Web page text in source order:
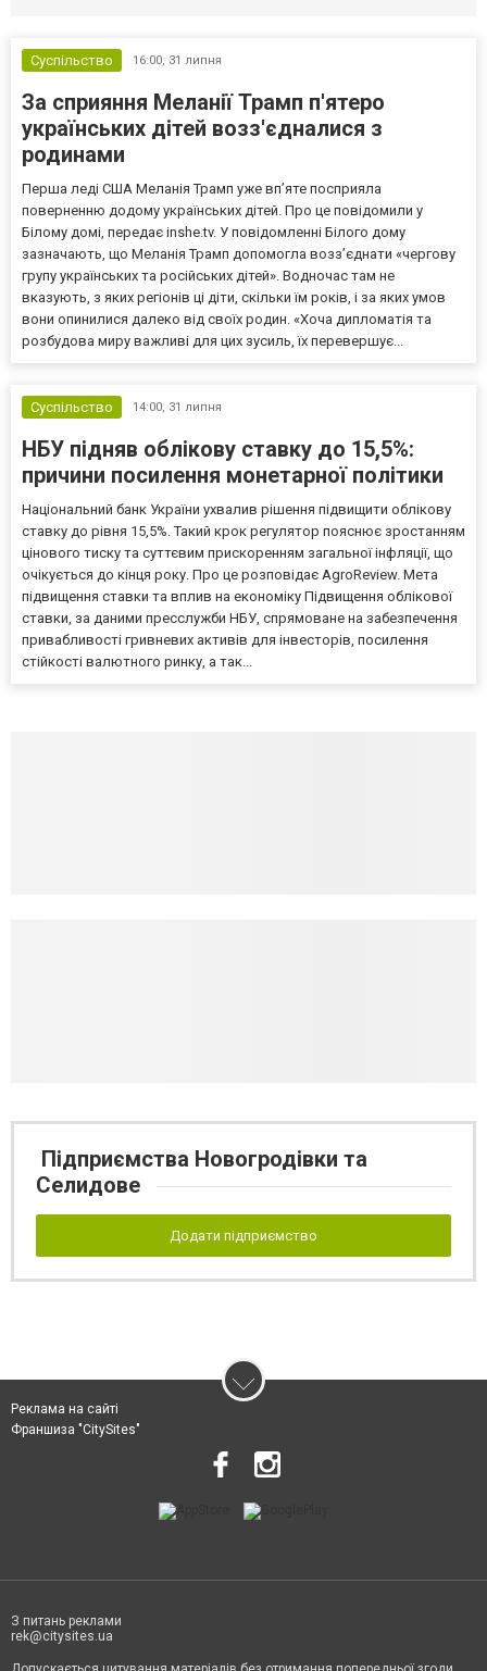
Суспільство 16:00, 31 липня
За сприяння Меланії Трамп п'ятеро
українських дітей возз'єдналися з
родинами
Перша леді США Меланія Трамп уже впʼяте посприяла
поверненню додому українських дітей. Про це повідомили у
Білому домі, передає inshe.tv. У повідомленні Білого дому
зазначають, що Меланія Трамп допомогла возз’єднати «чергову
групу українських та російських дітей». Водночас там не
вказують, з яких регіонів ці діти, скільки їм років, і за яких умов
вони опинилися далеко від своїх родин. «Хоча дипломатія та
розбудова миру важливі для цих зусиль, їх перевершує...
Суспільство 14:00, 31 липня
НБУ підняв облікову ставку до 15,5%:
причини посилення монетарної політики
Національний банк України ухвалив рішення підвищити облікову
ставку до рівня 15,5%. Такий крок регулятор пояснює зростанням
цінового тиску та суттєвим прискоренням загальної інфляції, що
очікується до кінця року. Про це розповідає AgroReview. Мета
підвищення ставки та вплив на економіку Підвищення облікової
ставки, за даними пресслужби НБУ, спрямоване на забезпечення
привабливості гривневих активів для інвесторів, посилення
стійкості валютного ринку, а так...
Підприємства Новогродівки та
Селидове
Додати підприємство
Реклама на сайті
Франшиза "CitySites"
З питань реклами
rek@citysites.ua